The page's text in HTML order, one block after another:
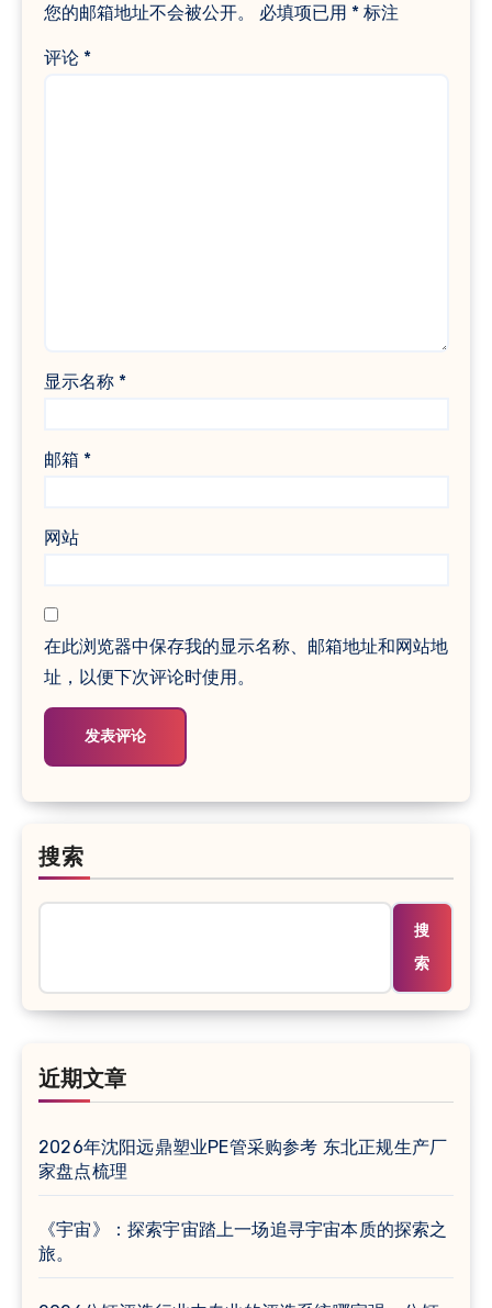
您的邮箱地址不会被公开。 必填项已用 *标注
评论 *
显示名称 *
邮箱 *
网站
在此浏览器中保存我的显示名称、邮箱地址和网站地
址，以便下次评论时使用。
搜索
搜
索
近期文章
2026年沈阳远鼎塑业PE管采购参考 东北正规生产厂
家盘点梳理
《宇宙》：探索宇宙踏上一场追寻宇宙本质的探索之
旅。